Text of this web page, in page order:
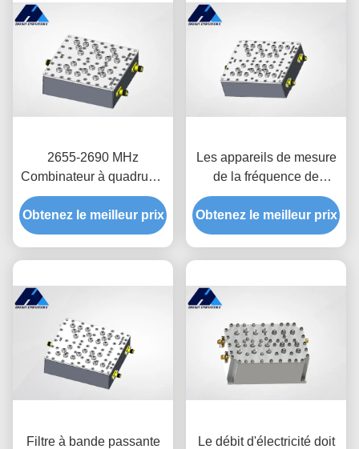
2655-2690 MHz
Combinateur à quadruple
diplexeur de fréquence
JT-DUP-2517/2672-SMA
SMA Filtre à bande
Obtenez le meilleur prix
Les appareils de mesure
de la fréquence de
l'électricité doivent être
équipés d'un dispositif de
mesure de la fréquence
Obtenez le meilleur prix
Filtre à bande passante
Le débit d'électricité doit